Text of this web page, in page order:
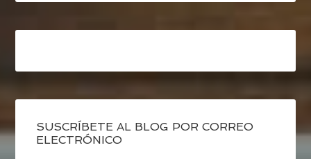
SUSCRÍBETE AL BLOG POR CORREO
ELECTRÓNICO